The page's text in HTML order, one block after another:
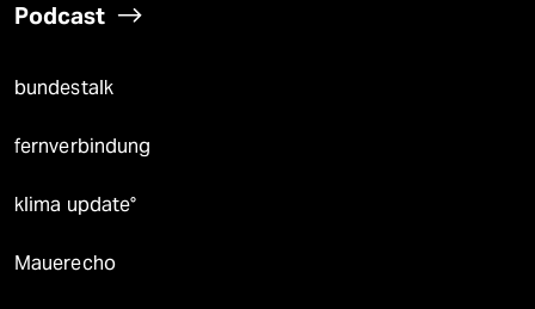
Podcast
bundestalk
fernverbindung
klima update°
Mauerecho